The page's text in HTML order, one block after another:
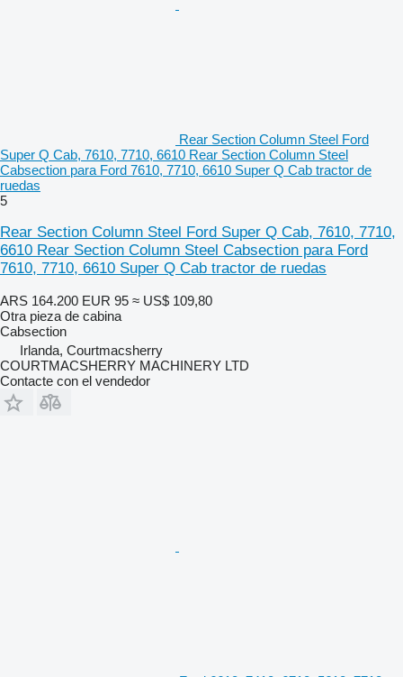
Rear Section Column Steel Ford
Super Q Cab, 7610, 7710, 6610 Rear Section Column Steel
Cabsection para Ford 7610, 7710, 6610 Super Q Cab tractor de
ruedas
5
Rear Section Column Steel Ford Super Q Cab, 7610, 7710,
6610 Rear Section Column Steel Cabsection para Ford
7610, 7710, 6610 Super Q Cab tractor de ruedas
ARS 164.200 EUR 95 ≈ US$ 109,80
Otra pieza de cabina
Cabsection
Irlanda, Courtmacsherry
COURTMACSHERRY MACHINERY LTD
Contacte con el vendedor